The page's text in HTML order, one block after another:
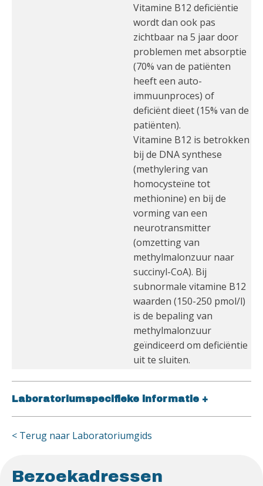
Vitamine B12 deficiëntie
wordt dan ook pas
zichtbaar na 5 jaar door
problemen met absorptie
(70% van de patiënten
heeft een auto-
immuunproces) of
deficiënt dieet (15% van de
patiënten).
Vitamine B12 is betrokken
bij de DNA synthese
(methylering van
homocysteïne tot
methionine) en bij de
vorming van een
neurotransmitter
(omzetting van
methylmalonzuur naar
succinyl-CoA). Bij
subnormale vitamine B12
waarden (150-250 pmol/l)
is de bepaling van
methylmalonzuur
geïndiceerd om deficiëntie
uit te sluiten.
Laboratoriumspecifieke informatie +
< Terug naar Laboratoriumgids
Bezoekadressen